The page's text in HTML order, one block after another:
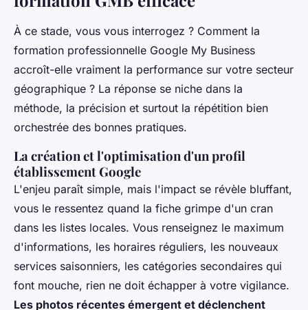
À ce stade, vous vous interrogez ? Comment la
formation professionnelle Google My Business
accroît-elle vraiment la performance sur votre secteur
géographique ? La réponse se niche dans la
méthode, la précision et surtout la répétition bien
orchestrée des bonnes pratiques.
La création et l'optimisation d'un profil
établissement Google
L'enjeu paraît simple, mais l'impact se révèle bluffant,
vous le ressentez quand la fiche grimpe d'un cran
dans les listes locales. Vous renseignez le maximum
d'informations, les horaires réguliers, les nouveaux
services saisonniers, les catégories secondaires qui
font mouche, rien ne doit échapper à votre vigilance.
Les photos récentes émergent et déclenchent